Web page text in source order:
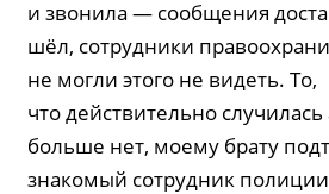
и звонила — сообщения
шёл, сотрудники
не могли этого не видеть. То,
что действительно
больше нет, моему брату
знакомый сотрудник